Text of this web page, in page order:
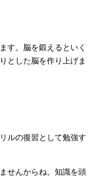
す。脳を鍛えるといく
とした脳を作り上げま
ルの復習として勉強す
せんからね。知識を頭